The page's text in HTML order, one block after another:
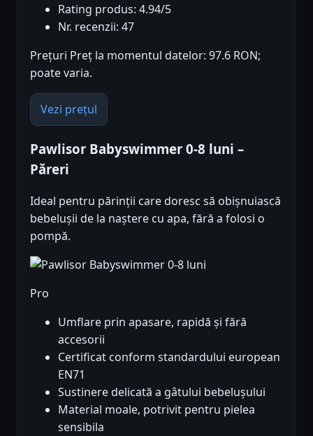
Rating produs: 4.94/5
Nr. recenzii: 47
Prețuri Preț la momentul datelor: 97.6 RON;
poate varia.
Vezi prețul
Pawlisor Babyswimmer 0-8 luni –
Păreri
Ideal pentru părinții care doresc să obișnuiască
bebelușii de la naștere cu apa, fără a folosi o
pompă.
Pro
Umflare prin apasare, rapidă și fără
accesorii
Certificat conform standardului european
EN71
Sustinere delicată a gâtului bebelușului
Material moale, potrivit pentru pielea
sensibila